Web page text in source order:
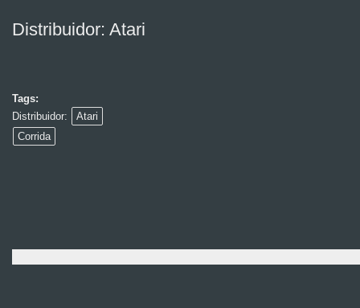
Distribuidor: Atari
Tags:
Distribuidor:
Atari
Corrida